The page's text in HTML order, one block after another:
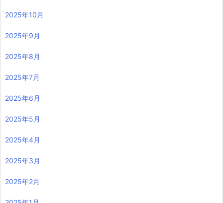
2025年10月
2025年9月
2025年8月
2025年7月
2025年6月
2025年5月
2025年4月
2025年3月
2025年2月